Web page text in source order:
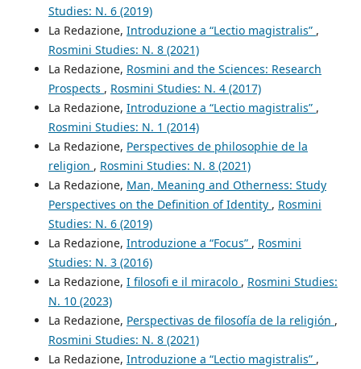
Studies: N. 6 (2019)
La Redazione, Introduzione a “Lectio magistralis” ,
Rosmini Studies: N. 8 (2021)
La Redazione, Rosmini and the Sciences: Research
Prospects , Rosmini Studies: N. 4 (2017)
La Redazione, Introduzione a “Lectio magistralis” ,
Rosmini Studies: N. 1 (2014)
La Redazione, Perspectives de philosophie de la
religion , Rosmini Studies: N. 8 (2021)
La Redazione, Man, Meaning and Otherness: Study
Perspectives on the Definition of Identity , Rosmini
Studies: N. 6 (2019)
La Redazione, Introduzione a “Focus” , Rosmini
Studies: N. 3 (2016)
La Redazione, I filosofi e il miracolo , Rosmini Studies:
N. 10 (2023)
La Redazione, Perspectivas de filosofía de la religión ,
Rosmini Studies: N. 8 (2021)
La Redazione, Introduzione a “Lectio magistralis” ,